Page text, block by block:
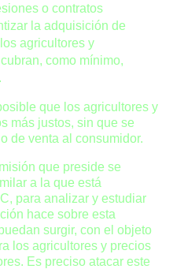
o contratos
la adquisición de
agricultores y
como mínimo,
que los agricultores y
más justos, sin que se
de venta al consumidor.
que preside se
a la que está
para analizar y estudiar
hace sobre esta
surgir, con el objeto
los agricultores y precios
Es preciso atacar este